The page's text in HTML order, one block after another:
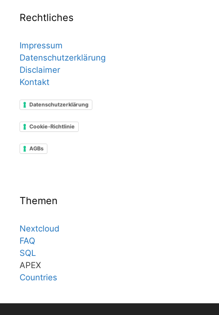
Rechtliches
Impressum
Datenschutzerklärung
Disclaimer
Kontakt
Datenschutzerklärung
Cookie-Richtlinie
AGBs
Themen
Nextcloud
FAQ
SQL
APEX
Countries